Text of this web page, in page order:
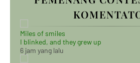
Miles of smiles
I blinked, and they grew up
6 jam yang lalu